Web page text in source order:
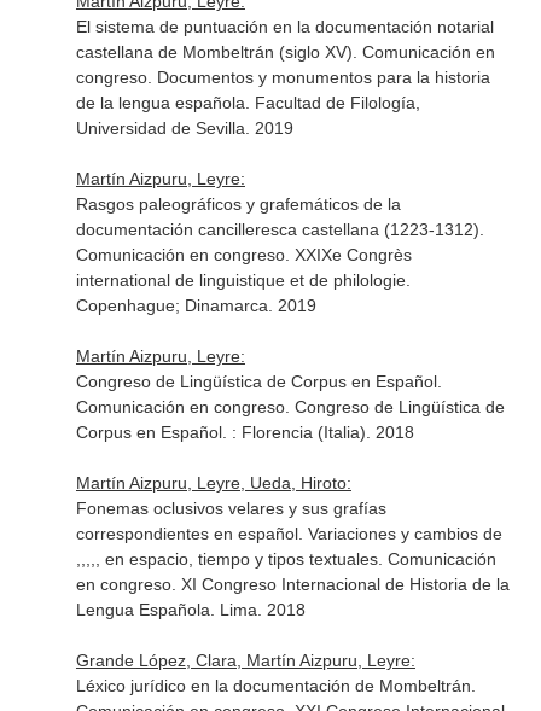
El sistema de puntuación en la documentación notarial
castellana de Mombeltrán (siglo XV). Comunicación en
congreso. Documentos y monumentos para la historia
de la lengua española. Facultad de Filología,
Universidad de Sevilla. 2019
Martín Aizpuru, Leyre:
Rasgos paleográficos y grafemáticos de la
documentación cancilleresca castellana (1223-1312).
Comunicación en congreso. XXIXe Congrès
international de linguistique et de philologie.
Copenhague; Dinamarca. 2019
Martín Aizpuru, Leyre:
Congreso de Lingüística de Corpus en Español.
Comunicación en congreso. Congreso de Lingüística de
Corpus en Español. : Florencia (Italia). 2018
Martín Aizpuru, Leyre, Ueda, Hiroto:
Fonemas oclusivos velares y sus grafías
correspondientes en español. Variaciones y cambios de
en espacio, tiempo y tipos textuales. Comunicación
en congreso. XI Congreso Internacional de Historia de la
Lengua Española. Lima. 2018
Grande López, Clara, Martín Aizpuru, Leyre:
Léxico jurídico en la documentación de Mombeltrán.